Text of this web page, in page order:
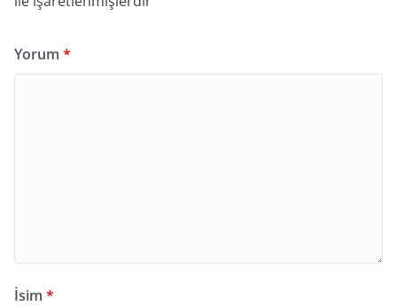
Yorum *
İsim *